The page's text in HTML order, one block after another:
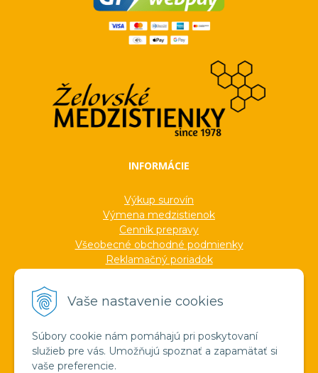
Vaše nastavenie cookies
Súbory cookie nám pomáhajú pri poskytovaní
služieb pre vás. Umožňujú spoznať a zapamätať si
vaše preferencie.
INFORMÁCIE
Výkup surovín
Výmena medzistienok
Cenník prepravy
Všeobecné obchodné podmienky
Reklamačný poriadok
Formuláre
Ocenenia
Veľkoobchod
Verejné obstarávanie